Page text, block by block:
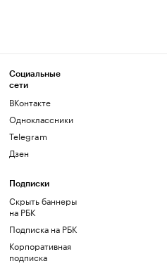
Социальные
сети
ВКонтакте
Одноклассники
Telegram
Дзен
Подписки
Скрыть баннеры
на РБК
Подписка на РБК
Корпоративная
подписка